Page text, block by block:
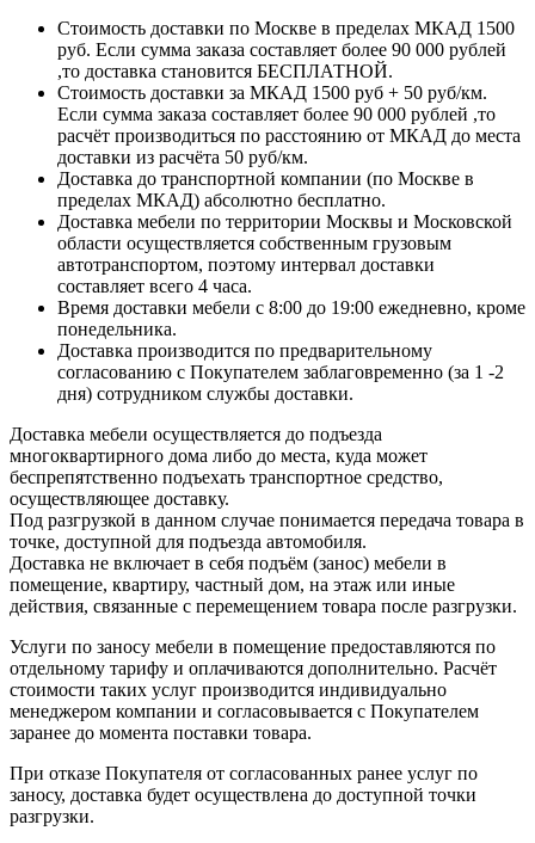
Стоимость доставки по Москве в пределах МКАД 1500
руб. Если сумма заказа составляет более 90 000 рублей
,то доставка становится БЕСПЛАТНОЙ.
Стоимость доставки за МКАД 1500 руб + 50 руб/км.
Если сумма заказа составляет более 90 000 рублей ,то
расчёт производиться по расстоянию от МКАД до места
доставки из расчёта 50 руб/км.
Доставка до транспортной компании (по Москве в
пределах МКАД) абсолютно бесплатно.
Доставка мебели по территории Москвы и Московской
области осуществляется собственным грузовым
автотранспортом, поэтому интервал доставки
составляет всего 4 часа.
Время доставки мебели с 8:00 до 19:00 ежедневно, кроме
понедельника.
Доставка производится по предварительному
согласованию с Покупателем заблаговременно (за 1 -2
дня) сотрудником службы доставки.
Доставка мебели осуществляется до подъезда
многоквартирного дома либо до места, куда может
беспрепятственно подъехать транспортное средство,
осуществляющее доставку.
Под разгрузкой в данном случае понимается передача товара в
точке, доступной для подъезда автомобиля.
Доставка не включает в себя подъём (занос) мебели в
помещение, квартиру, частный дом, на этаж или иные
действия, связанные с перемещением товара после разгрузки.
Услуги по заносу мебели в помещение предоставляются по
отдельному тарифу и оплачиваются дополнительно. Расчёт
стоимости таких услуг производится индивидуально
менеджером компании и согласовывается с Покупателем
заранее до момента поставки товара.
При отказе Покупателя от согласованных ранее услуг по
заносу, доставка будет осуществлена до доступной точки
разгрузки.